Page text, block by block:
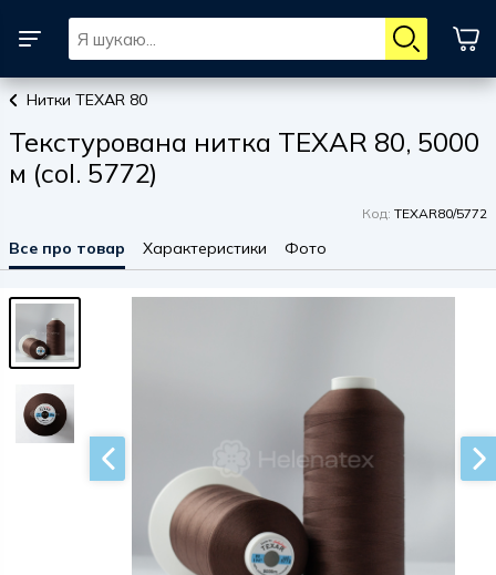
Нитки TEXAR 80
Текстурована нитка TEXAR 80, 5000
м (col. 5772)
Код: TEXAR80/5772
Все про товар Характеристики Фото